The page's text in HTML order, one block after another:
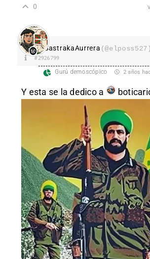
0
SastrakaAurrera (@elposs527)
#2926799
Gurú demoscópico 2 años
Y esta se la dedico a